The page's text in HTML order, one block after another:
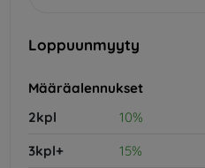
Loppuunmyyty
Määräalennukset
2kpl
10%
3kpl+
15%